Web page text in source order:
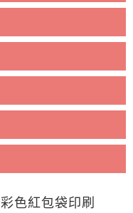
色紅包袋印刷